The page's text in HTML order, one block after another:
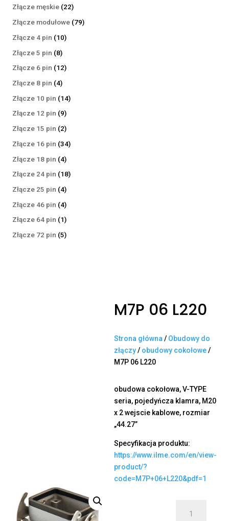
Złącze męskie 2222
produkty
Złącze modułowe 7979
Złącze 4 pin 1010
Złącze 5 pin 88
produktów
Złącze 6 pin 1212
Złącze 8 pin 44
produkty
Złącze 10 pin 1414
Złącze 12 pin 99
produktów
Złącze 15 pin 22
produkty
Złącze 16 pin 3434
Złącze 18 pin 44
produkty
Złącze 24 pin 1818
Złącze 25 pin 44
produkty
Złącze 46 pin 44
produkty
Złącze 64 pin 11
produkt
Złącze 72 pin 55
M7P 06 L220
Strona główna / Obudowy do
złączy/ obudowy cokołowe/
M7P 06 L220
obudowa cokołowa, V-TYPE
seria, pojedyńcza klamra, M20
x 2 wejscie kablowe, rozmiar
„44.27”
Specyfikacja produktu:
https://www.ilme.com/en/view-
product/?
code=M7P+06+L220&pdf=1